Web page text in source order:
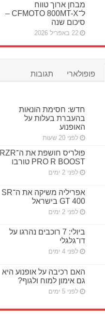
מבחן ארוך טווח
ל־CFMOTO 800MT-X –
סיכום שנה
22 באפריל 2026
פופולארי תגובות
חדש: חסימת הונאות
בהעברת בעלות על
האופנוע
לפני 20 שעות
פולריס חושפת את ה־RZR
PRO R BOOST טורבו
לפני 2 ימים
אפריליה משיקה את ה־SR
GT 400 בישראל
לפני 2 ימים
ביולי: 7 רוכבים נהרגו על
דו־גלגלי
לפני 4 ימים
האם רכיבה על אופנוע היא
גם אימון למוח ולגוף?
לפני 5 ימים